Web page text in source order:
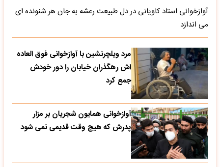
آوازخوانی استاد کاویانی در دل طبیعت رعشه به جان هر شنونده ای
می اندازد
مرد ویلچرنشین با آوازخوانی فوق العاده
اش رهگذران خیابان را دور خودش
جمع کرد
آوازخوانی همایون شجریان بر مزار
پدرش که هیچ وقت قدیمی نمی شود